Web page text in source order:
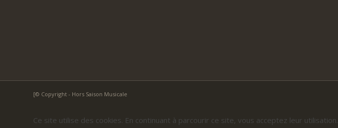
[© Copyright - Hors Saison Musicale
Ce site utilise des cookies. En continuant à parcourir ce site, vous acceptez leur utilisation.